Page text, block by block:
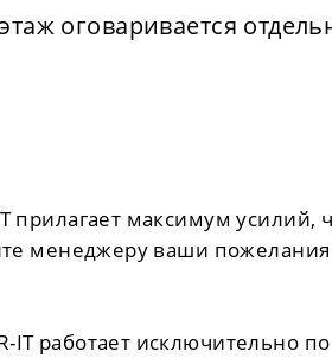
оговаривается
максимум усилий,
менеджеру ваши
работает исключительно